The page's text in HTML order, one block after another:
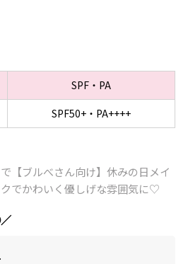
SPF・PA
SPF50+・PA++++
【ブルべさん向け】休みの日メイ
でかわいく優しげな雰囲気に♡